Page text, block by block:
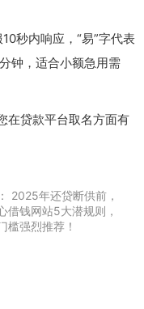
秒内响应，“易”字代表
钟，适合小额急用需
在贷款平台取名方面有
2025年还贷断供前，
借钱网站5大潜规则，
槛强烈推荐！